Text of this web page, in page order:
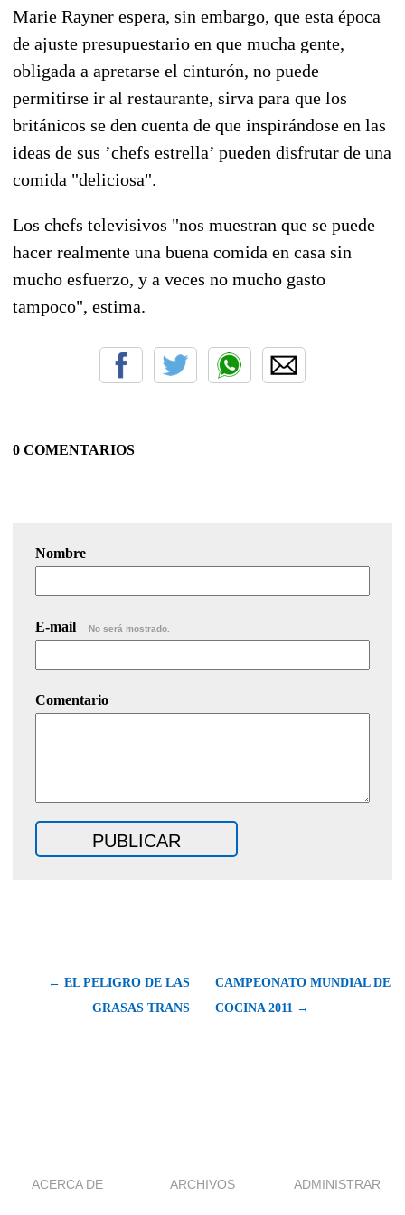
Marie Rayner espera, sin embargo, que esta época
de ajuste presupuestario en que mucha gente,
obligada a apretarse el cinturón, no puede
permitirse ir al restaurante, sirva para que los
británicos se den cuenta de que inspirándose en las
ideas de sus ’chefs estrella’ pueden disfrutar de una
comida "deliciosa".
Los chefs televisivos "nos muestran que se puede
hacer realmente una buena comida en casa sin
mucho esfuerzo, y a veces no mucho gasto
tampoco", estima.
0 COMENTARIOS
Nombre
E-mail No será mostrado.
Comentario
← EL PELIGRO DE LAS
GRASAS TRANS
CAMPEONATO MUNDIAL DE
COCINA 2011 →
ACERCA DE ARCHIVOS ADMINISTRAR